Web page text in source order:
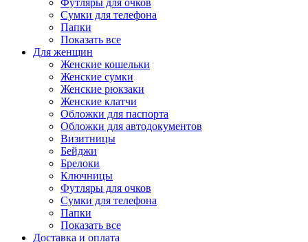
Сумки для телефона
Папки
Показать все
Для женщин
Женские кошельки
Женские сумки
Женские рюкзаки
Женские клатчи
Обложки для паспорта
Обложки для автодокументов
Визитницы
Бейджи
Брелоки
Ключницы
Футляры для очков
Сумки для телефона
Папки
Показать все
Доставка и оплата